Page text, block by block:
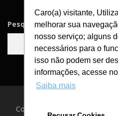
Caro(a) visitante,
melhorar sua
nosso serviço; alguns
necessários para o
isso não podem ser
informações, acesse
Saiba mais
Pesquisar
Copyright © 2026 Blog Asga